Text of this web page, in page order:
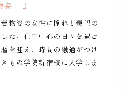
姿 』
物姿の女性に憧れと羨望の
た。仕事中心の日々を過ご
を迎え、時間の融通がつけ
もの学院新宿校に入学しま